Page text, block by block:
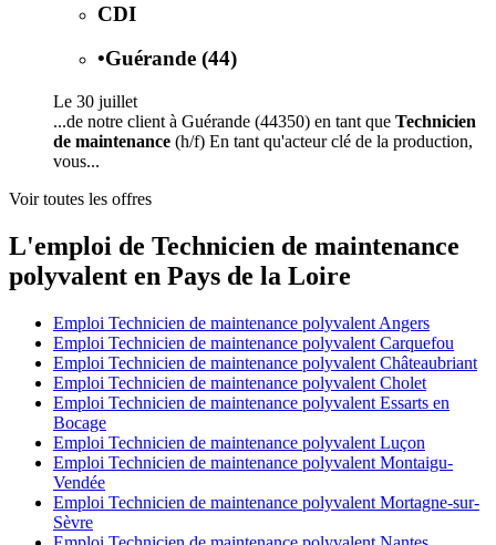
CDI
•Guérande (44)
Le 30 juillet
...de notre client à Guérande (44350) en tant que Technicien
de maintenance (h/f) En tant qu'acteur clé de la production,
vous...
Voir toutes les offres
L'emploi de Technicien de maintenance
polyvalent en Pays de la Loire
Emploi Technicien de maintenance polyvalent Angers
Emploi Technicien de maintenance polyvalent Carquefou
Emploi Technicien de maintenance polyvalent Châteaubriant
Emploi Technicien de maintenance polyvalent Cholet
Emploi Technicien de maintenance polyvalent Essarts en
Bocage
Emploi Technicien de maintenance polyvalent Luçon
Emploi Technicien de maintenance polyvalent Montaigu-
Vendée
Emploi Technicien de maintenance polyvalent Mortagne-sur-
Sèvre